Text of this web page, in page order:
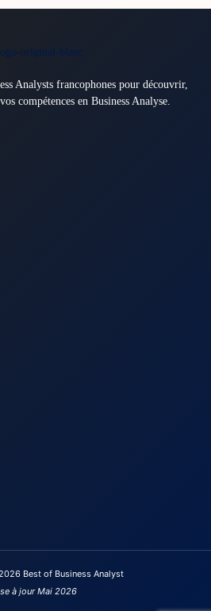
Analysts francophones pour découvrir,
compétences en Business Analyse.
Best of Business Analyst
à jour Mai 2026